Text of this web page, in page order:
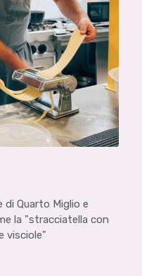
di Quarto Miglio e
la "stracciatella con
visciole"